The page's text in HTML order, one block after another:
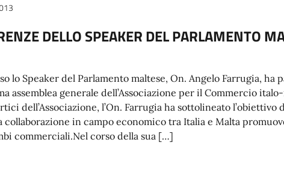
DELLO SPEAKER DEL PARLAMENTO
lo Speaker del Parlamento maltese, On. Angelo Farrugia, ha
assemblea generale dell’Associazione per il Commercio
dell’Associazione, l’On. Farrugia ha sottolineato l’obiettivo
in campo economico tra Italia e Malta
commerciali.Nel corso della sua […]